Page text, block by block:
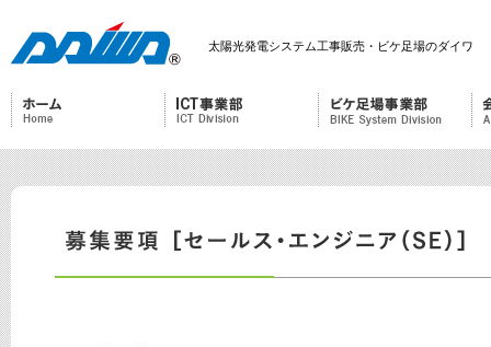
太陽光発電システム工事販売・ビケ足場のダイワ